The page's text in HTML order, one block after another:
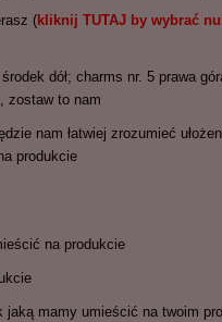
(kliknij TUTAJ by wybrać
dół; charms nr. 5 prawa
zostaw to nam
nam łatwiej zrozumieć
produkcie
na produkcie
jaką mamy umieścić na twoim